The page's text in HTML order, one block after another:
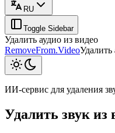
RU
Toggle Sidebar
Удалить аудио из видео
RemoveFrom.VideoУдалить
ИИ-сервис для удаления
Удалить звук из